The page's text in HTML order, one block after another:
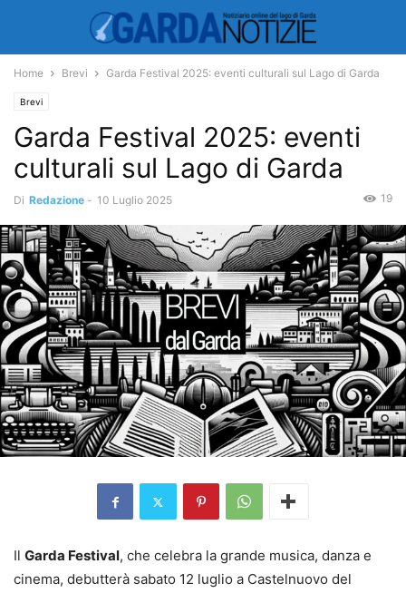
Home Brevi Garda Festival 2025: eventi culturali sul Lago di Garda
Brevi
Garda Festival 2025: eventi
culturali sul Lago di Garda
Di Redazione - 10 Luglio 2025 19
Il Garda Festival, che celebra la grande musica, danza e
cinema, debutterà sabato 12 luglio a Castelnuovo del